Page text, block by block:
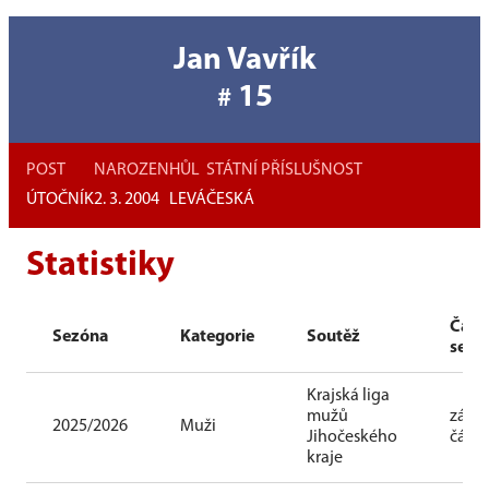
Jan Vavřík
# 15
POST
ÚTOČNÍK
NAROZEN
2. 3. 2004
HŮL
LEVÁ
STÁTNÍ PŘÍSLUŠNOST
ČESKÁ
Statistiky
Sezóna Kategorie Soutěž
Část
2025/2026 Muži
Krajská liga
mužů
Jihočeského
kraje
část